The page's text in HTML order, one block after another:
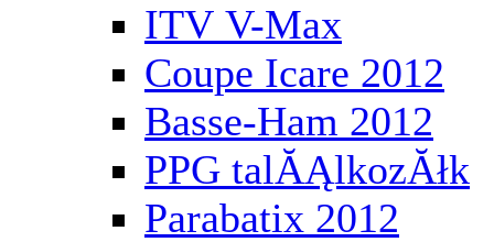
ITV V-Max
Coupe Icare 2012
Basse-Ham 2012
PPG talĂĄlkozĂłk
Parabatix 2012